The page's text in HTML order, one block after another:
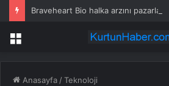
Menü
Anasayfa /Teknoloji